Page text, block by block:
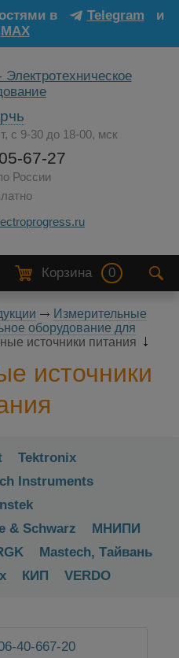
в Telegram
и
MAX
с 9-30 до 18-00, мск
67-27
России
Корзина 0
Измерительные
оборудование для
источники питания
источники
Tektronix
Instruments
& Schwarz
МНИПИ
Mastech, Тайвань
КИП VERDO